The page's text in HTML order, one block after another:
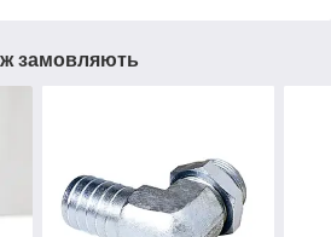
замовляють